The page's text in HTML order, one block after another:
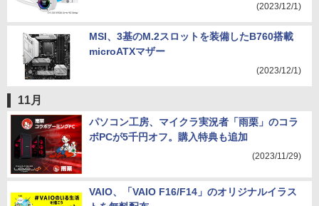
(2023/12/1)
MSI、3基のM.2スロットを装備したB760搭載
microATXマザー
(2023/12/1)
11月
パソコン工房、マイクラ実況者「雨栗」のコラ
ボPCが5千円オフ。購入特典も追加
(2023/11/29)
VAIO、「VAIO F16/F14」のオリジナルイラス